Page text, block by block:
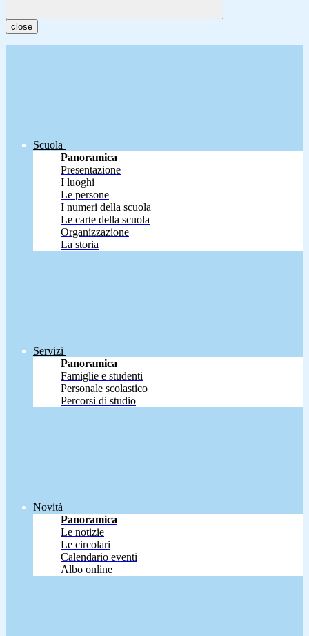
close
Scuola
Panoramica
Presentazione
I luoghi
Le persone
I numeri della scuola
Le carte della scuola
Organizzazione
La storia
Servizi
Panoramica
Famiglie e studenti
Personale scolastico
Percorsi di studio
Novità
Panoramica
Le notizie
Le circolari
Calendario eventi
Albo online